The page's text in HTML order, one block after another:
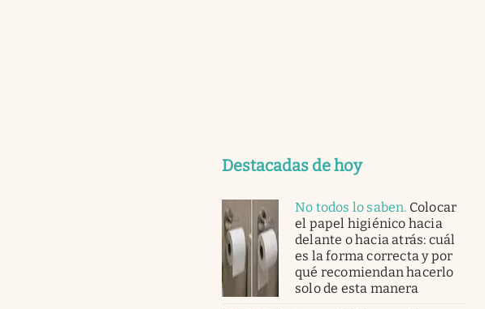
Destacadas de hoy
No todos lo saben. Colocar
el papel higiénico hacia
delante o hacia atrás: cuál
es la forma correcta y por
qué recomiendan hacerlo
solo de esta manera